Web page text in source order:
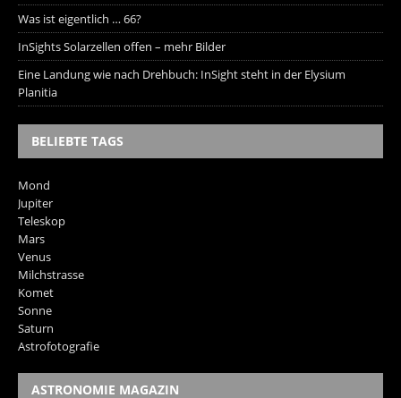
Was ist eigentlich … 66?
InSights Solarzellen offen – mehr Bilder
Eine Landung wie nach Drehbuch: InSight steht in der Elysium
Planitia
BELIEBTE TAGS
Mond
Jupiter
Teleskop
Mars
Venus
Milchstrasse
Komet
Sonne
Saturn
Astrofotografie
ASTRONOMIE MAGAZIN